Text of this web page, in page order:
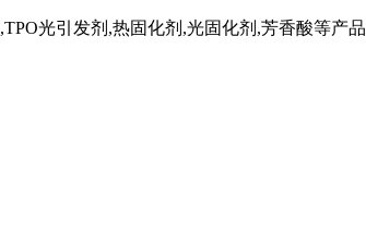
光引发剂,热固化剂,光固化剂,芳香酸等产品